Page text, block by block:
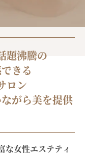
題沸騰の
きる
ロン
がら美を提供
な女性エステティ